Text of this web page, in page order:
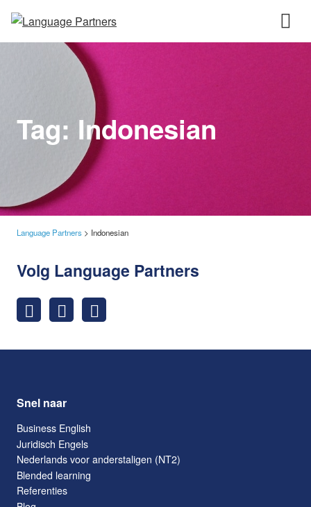
Tag: Indonesian
Language Partners > Indonesian
Volg Language Partners
Snel naar
Business English
Juridisch Engels
Nederlands voor anderstaligen (NT2)
Blended learning
Referenties